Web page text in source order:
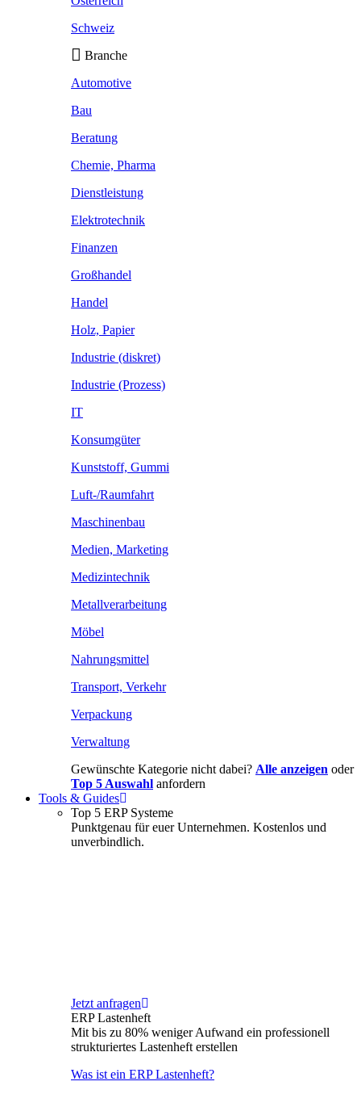
Schweiz
Branche
Automotive
Bau
Beratung
Chemie, Pharma
Dienstleistung
Elektrotechnik
Finanzen
Großhandel
Handel
Holz, Papier
Industrie (diskret)
Industrie (Prozess)
IT
Konsumgüter
Kunststoff, Gummi
Luft-/Raumfahrt
Maschinenbau
Medien, Marketing
Medizintechnik
Metallverarbeitung
Möbel
Nahrungsmittel
Transport, Verkehr
Verpackung
Verwaltung
Gewünschte Kategorie nicht dabei? Alle anzeigen oder
Top 5 Auswahl anfordern
Tools & Guides
Top 5 ERP Systeme
Punktgenau für euer Unternehmen. Kostenlos und
unverbindlich.
Jetzt anfragen
ERP Lastenheft
Mit bis zu 80% weniger Aufwand ein professionell
strukturiertes Lastenheft erstellen
Was ist ein ERP Lastenheft?